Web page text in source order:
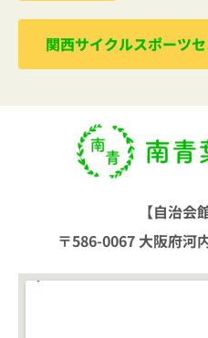
関西サイクルスポーツ
【自治会
〒586-0067 大阪府河